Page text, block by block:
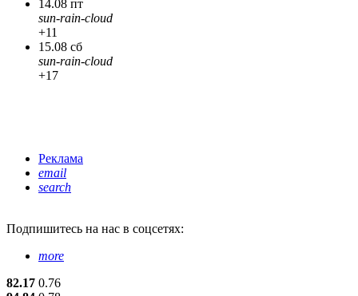
14.08 пт
sun-rain-cloud
+11
15.08 сб
sun-rain-cloud
+17
Реклама
email
search
Подпишитесь на нас в соцсетях:
more
82.17 0.76